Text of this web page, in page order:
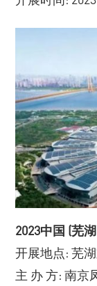
2023中国 (芜
开展地点: 芜
主 办 方: 南京